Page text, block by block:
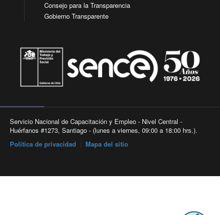
Consejo para la Transparencia
Gobierno Transparente
Servicio Nacional de Capacitación y Empleo - Nivel Central -
Huérfanos #1273, Santiago - (lunes a viernes, 09:00 a 18:00 hrs.).
Política de privacidad
Mapa del sitio